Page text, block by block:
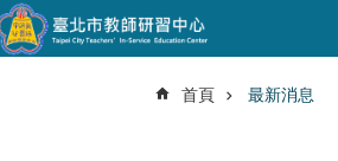
首頁 最新消息